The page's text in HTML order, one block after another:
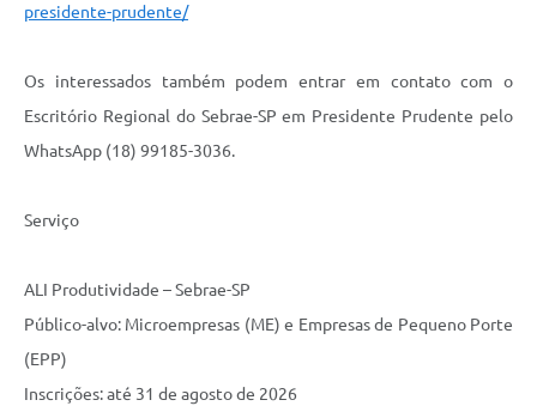
presidente-prudente/
Os interessados também podem entrar em contato com o
Escritório Regional do Sebrae-SP em Presidente Prudente pelo
WhatsApp (18) 99185-3036.
Serviço
ALI Produtividade – Sebrae-SP
Público-alvo: Microempresas (ME) e Empresas de Pequeno Porte
(EPP)
Inscrições: até 31 de agosto de 2026